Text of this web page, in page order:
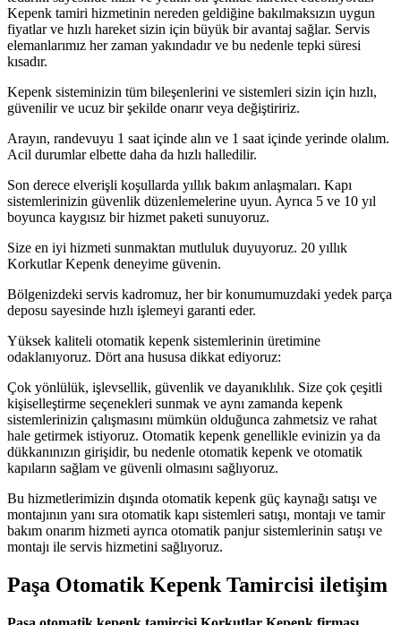
Kepenk tamiri hizmetinin nereden geldiğine bakılmaksızın uygun
fiyatlar ve hızlı hareket sizin için büyük bir avantaj sağlar. Servis
elemanlarımız her zaman yakındadır ve bu nedenle tepki süresi
kısadır.
Kepenk sisteminizin tüm bileşenlerini ve sistemleri sizin için hızlı,
güvenilir ve ucuz bir şekilde onarır veya değiştiririz.
Arayın, randevuyu 1 saat içinde alın ve 1 saat içinde yerinde olalım.
Acil durumlar elbette daha da hızlı halledilir.
Son derece elverişli koşullarda yıllık bakım anlaşmaları. Kapı
sistemlerinizin güvenlik düzenlemelerine uyun. Ayrıca 5 ve 10 yıl
boyunca kaygısız bir hizmet paketi sunuyoruz.
Size en iyi hizmeti sunmaktan mutluluk duyuyoruz. 20 yıllık
Korkutlar Kepenk deneyime güvenin.
Bölgenizdeki servis kadromuz, her bir konumumuzdaki yedek parça
deposu sayesinde hızlı işlemeyi garanti eder.
Yüksek kaliteli otomatik kepenk sistemlerinin üretimine
odaklanıyoruz. Dört ana hususa dikkat ediyoruz:
Çok yönlülük, işlevsellik, güvenlik ve dayanıklılık. Size çok çeşitli
kişiselleştirme seçenekleri sunmak ve aynı zamanda kepenk
sistemlerinizin çalışmasını mümkün olduğunca zahmetsiz ve rahat
hale getirmek istiyoruz. Otomatik kepenk genellikle evinizin ya da
dükkanınızın girişidir, bu nedenle otomatik kepenk ve otomatik
kapıların sağlam ve güvenli olmasını sağlıyoruz.
Bu hizmetlerimizin dışında otomatik kepenk güç kaynağı satışı ve
montajının yanı sıra otomatik kapı sistemleri satışı, montajı ve tamir
bakım onarım hizmeti ayrıca otomatik panjur sistemlerinin satışı ve
montajı ile servis hizmetini sağlıyoruz.
Paşa Otomatik Kepenk Tamircisi iletişim